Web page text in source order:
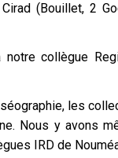
(Bouillet, 2
collègue
les
Nous y avons
IRD de